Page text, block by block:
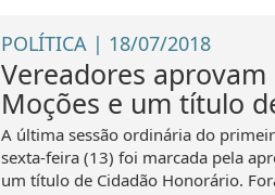
POLÍTICA | 18/07/2018
Vereadores
Moções e um título
A última sessão ordinária do
sexta-feira (13) foi marcada pela
um título de Cidadão Honorário.